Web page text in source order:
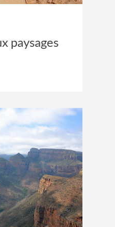
paysages